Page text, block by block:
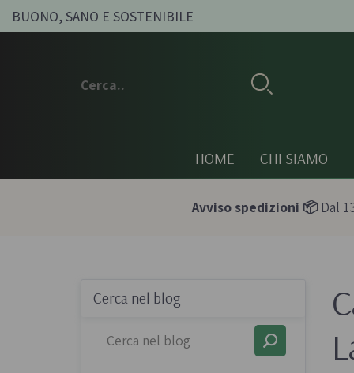
BUONO, SANO E SOSTENIBILE
HOME CHI SIAMO
Conserve e sott'oli
vegetali
Olio,
condimenti
Pesti e paté
Sughi
Avviso spedizioni 📦Dal
Cerca nel blog